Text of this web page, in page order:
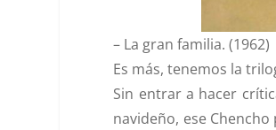
– La gran familia. (1962)
Es más, tenemos la
Sin entrar a hacer
navideño, ese